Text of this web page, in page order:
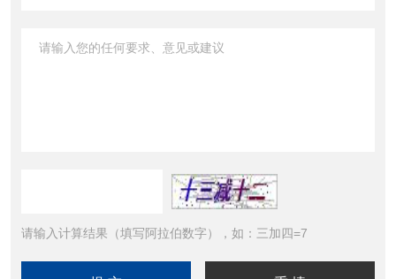
请输入计算结果（填写阿拉伯数字），如：三加四=7